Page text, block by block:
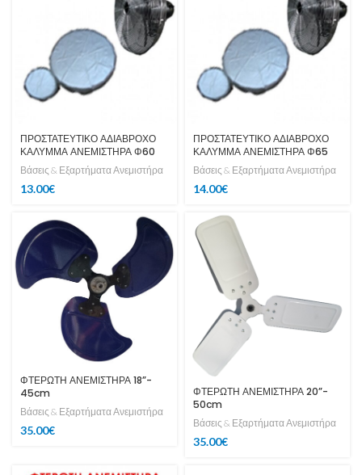
ΠΡΟΣΤΑΤΕΥΤΙΚΟ ΑΔΙΑΒΡΟΧΟ
ΚΑΛΥΜΜΑ ΑΝΕΜΙΣΤΗΡΑ Φ60
Βάσεις & Εξαρτήματα Ανεμιστήρα
13.00€
ΠΡΟΣΤΑΤΕΥΤΙΚΟ ΑΔΙΑΒΡΟΧΟ
ΚΑΛΥΜΜΑ ΑΝΕΜΙΣΤΗΡΑ Φ65
Βάσεις & Εξαρτήματα Ανεμιστήρα
14.00€
ΦΤΕΡΩΤΗ ΑΝΕΜΙΣΤΗΡΑ 18”-
45cm
Βάσεις & Εξαρτήματα Ανεμιστήρα
35.00€
ΦΤΕΡΩΤΗ ΑΝΕΜΙΣΤΗΡΑ 20”-
50cm
Βάσεις & Εξαρτήματα Ανεμιστήρα
35.00€